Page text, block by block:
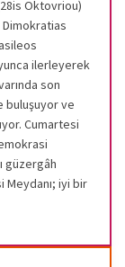
Oktovriou)
ilerleyerek
son
buluşuyor ve
Cumartesi
güzergâh
iyi bir